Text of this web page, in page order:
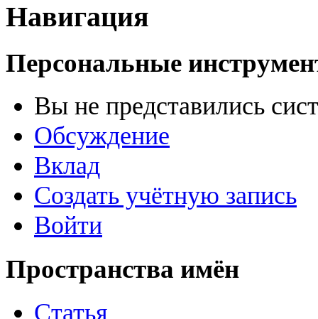
Навигация
Персональные
Вы не представились
Обсуждение
Вклад
Создать учётную запись
Войти
Пространства имён
Статья